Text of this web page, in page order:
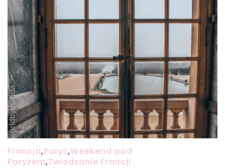
Francja,Paryż,Weekend pod
Paryżem,Zwiedzanie Francji